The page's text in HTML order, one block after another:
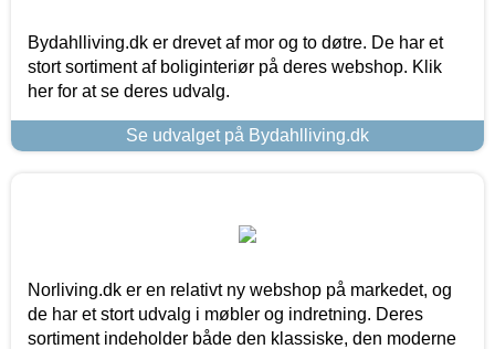
Bydahlliving.dk er drevet af mor og to døtre. De har et
stort sortiment af boliginteriør på deres webshop. Klik
her for at se deres udvalg.
Se udvalget på Bydahlliving.dk
Norliving.dk er en relativt ny webshop på markedet, og
de har et stort udvalg i møbler og indretning. Deres
sortiment indeholder både den klassiske, den moderne